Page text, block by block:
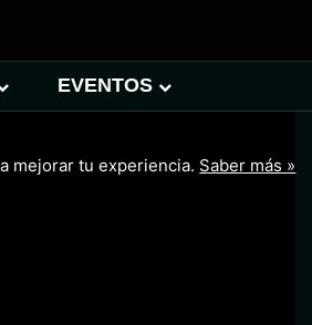
EVENTOS
mejorar tu experiencia. Saber más »